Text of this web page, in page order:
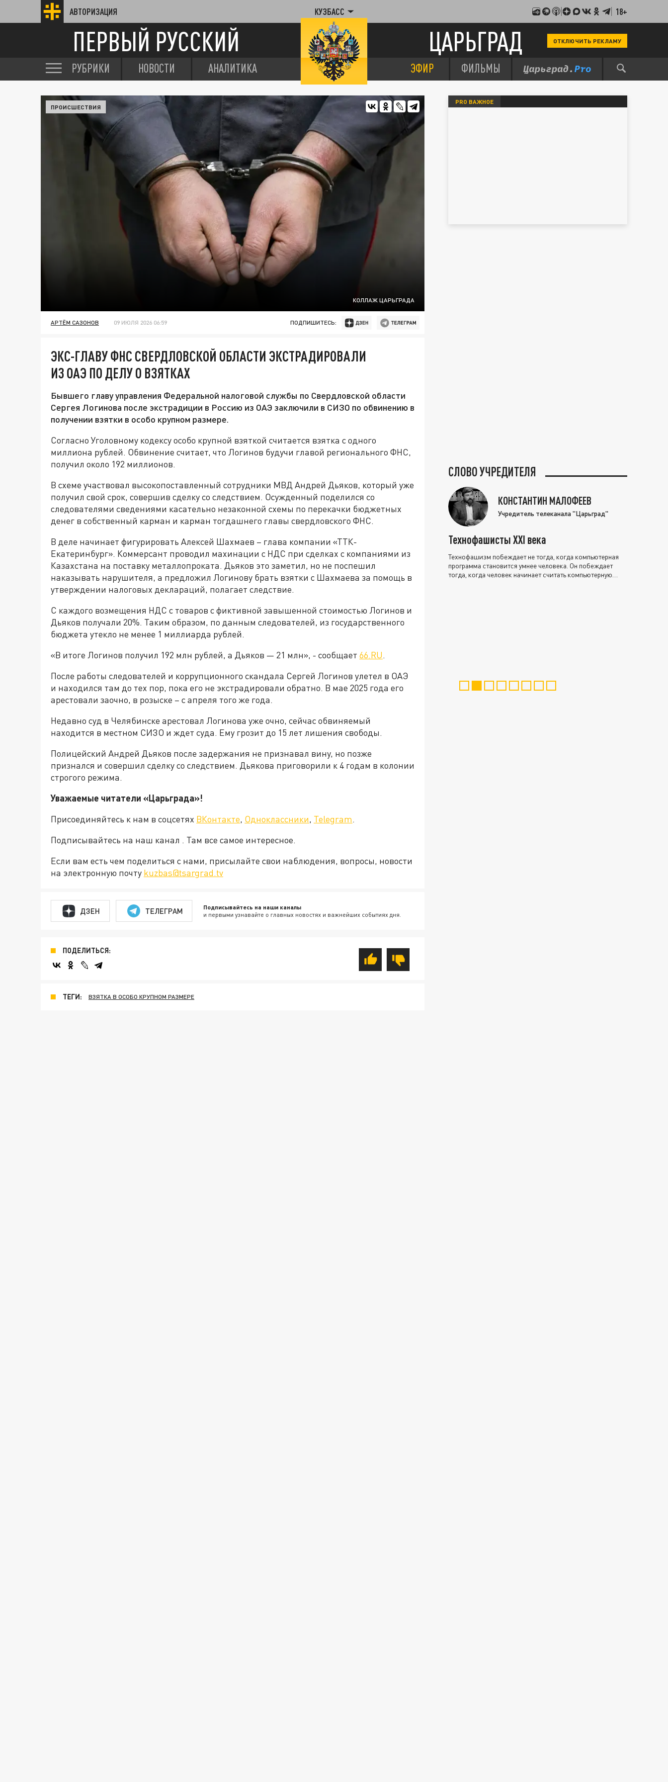
АВТОРИЗАЦИЯ КУЗБАСС 18+
ПЕРВЫЙ РУССКИЙ ЦАРЬГРАД ОТКЛЮЧИТЬ РЕКЛАМУ
РУБРИКИ НОВОСТИ АНАЛИТИКА ЭФИР ФИЛЬМЫ
КОЛЛАЖ ЦАРЬГРАДА
ПРОИСШЕСТВИЯ
АРТЁМ САЗОНОВ 09 ИЮЛЯ 2026 06:59 ПОДПИШИТЕСЬ:
ЭКС-ГЛАВУ ФНС СВЕРДЛОВСКОЙ ОБЛАСТИ ЭКСТРАДИРОВАЛИ
ИЗ ОАЭ ПО ДЕЛУ О ВЗЯТКАХ
Бывшего главу управления Федеральной налоговой службы по Свердловской области
Сергея Логинова после экстрадиции в Россию из ОАЭ заключили в СИЗО по обвинению в
получении взятки в особо крупном размере.
Согласно Уголовному кодексу особо крупной взяткой считается взятка с одного
миллиона рублей. Обвинение считает, что Логинов будучи главой регионального ФНС,
получил около 192 миллионов.
В схеме участвовал высокопоставленный сотрудники МВД Андрей Дьяков, который уже
получил свой срок, совершив сделку со следствием. Осужденный поделился со
следователями сведениями касательно незаконной схемы по перекачки бюджетных
денег в собственный карман и карман тогдашнего главы свердловского ФНС.
В деле начинает фигурировать Алексей Шахмаев – глава компании «ТТК-
Екатеринбург». Коммерсант проводил махинации с НДС при сделках с компаниями из
Казахстана на поставку металлопроката. Дьяков это заметил, но не поспешил
наказывать нарушителя, а предложил Логинову брать взятки с Шахмаева за помощь в
утверждении налоговых деклараций, полагает следствие.
С каждого возмещения НДС с товаров с фиктивной завышенной стоимостью Логинов и
Дьяков получали 20%. Таким образом, по данным следователей, из государственного
бюджета утекло не менее 1 миллиарда рублей.
«В итоге Логинов получил 192 млн рублей, а Дьяков — 21 млн», - сообщает 66.RU.
После работы следователей и коррупционного скандала Сергей Логинов улетел в ОАЭ
и находился там до тех пор, пока его не экстрадировали обратно. В мае 2025 года его
арестовали заочно, в розыске – с апреля того же года.
Недавно суд в Челябинске арестовал Логинова уже очно, сейчас обвиняемый
находится в местном СИЗО и ждет суда. Ему грозит до 15 лет лишения свободы.
Полицейский Андрей Дьяков после задержания не признавал вину, но позже
признался и совершил сделку со следствием. Дьякова приговорили к 4 годам в колонии
строгого режима.
Уважаемые читатели «Царьграда»!
Присоединяйтесь к нам в соцсетях ВКонтакте, Одноклассники, Telegram.
Подписывайтесь на наш канал . Там все самое интересное.
Если вам есть чем поделиться с нами, присылайте свои наблюдения, вопросы, новости
на электронную почту kuzbas@tsargrad.tv
ДЗЕН ТЕЛЕГРАМ Подписывайтесь на наши каналы
и первыми узнавайте о главных новостях и важнейших событиях дня.
ПОДЕЛИТЬСЯ:
ТЕГИ: ВЗЯТКА В ОСОБО КРУПНОМ РАЗМЕРЕ
PRO ВАЖНОЕ
СЛОВО УЧРЕДИТЕЛЯ
КОНСТАНТИН МАЛОФЕЕВ
Учредитель телеканала "Царьград"
Технофашисты XXI века
Технофашизм побеждает не тогда, когда компьютерная
программа становится умнее человека. Он побеждает
тогда, когда человек начинает считать компьютерную